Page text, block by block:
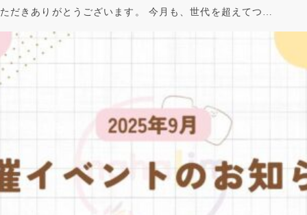
ただきありがとうございます。 今月も、世代を超えてつ…